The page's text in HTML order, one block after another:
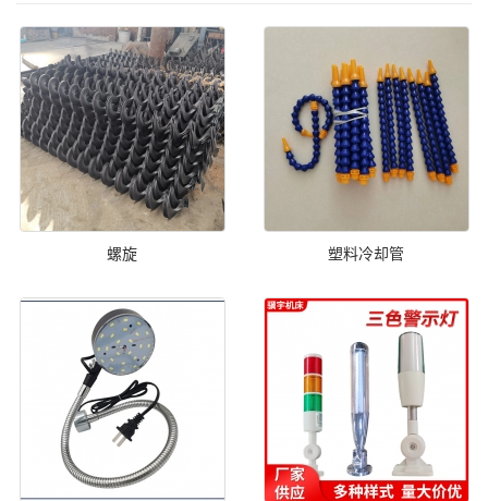
螺旋 塑料冷却管